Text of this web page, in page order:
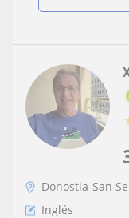
Donostia-San
Inglés